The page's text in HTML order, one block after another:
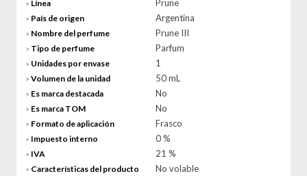
> Línea Prune
> País de origen Argentina
> Nombre del perfume Prune III
> Tipo de perfume Parfum
> Unidades por envase 1
> Volumen de la unidad 50 mL
> Es marca destacada No
> Es marca TOM No
> Formato de aplicación Frasco
> Impuesto interno 0 %
> IVA 21 %
> Características del producto No volable